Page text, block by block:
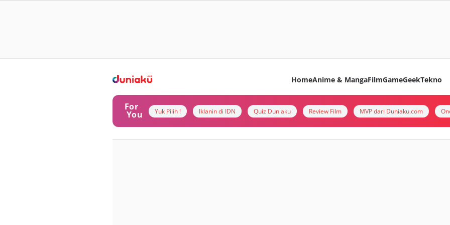
HomeAnime & MangaFilmGameGeekTekno
For
You Yuk Pilih ! Iklanin di IDN Quiz Duniaku Review Film MVP dari Duniaku.com